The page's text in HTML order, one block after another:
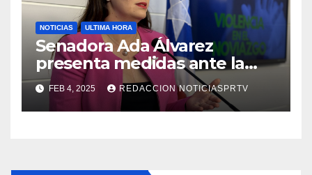
NOTICIAS ULTIMA HORA
Senadora Ada Álvarez
presenta medidas ante la
violencia en el noviazgo
FEB 4, 2025 REDACCION NOTICIASPRTV